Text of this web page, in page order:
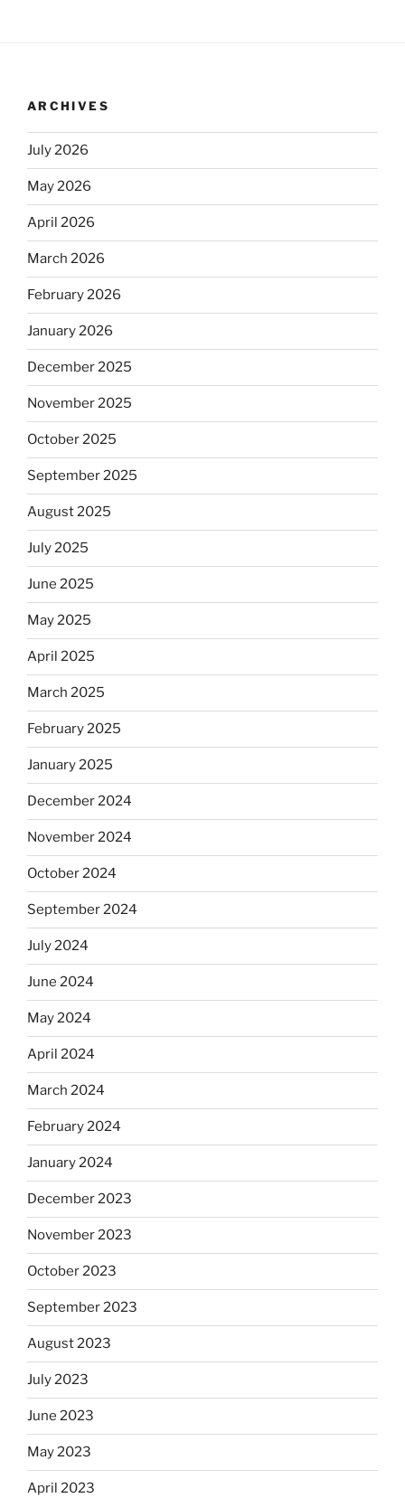
ARCHIVES
July 2026
May 2026
April 2026
March 2026
February 2026
January 2026
December 2025
November 2025
October 2025
September 2025
August 2025
July 2025
June 2025
May 2025
April 2025
March 2025
February 2025
January 2025
December 2024
November 2024
October 2024
September 2024
July 2024
June 2024
May 2024
April 2024
March 2024
February 2024
January 2024
December 2023
November 2023
October 2023
September 2023
August 2023
July 2023
June 2023
May 2023
April 2023